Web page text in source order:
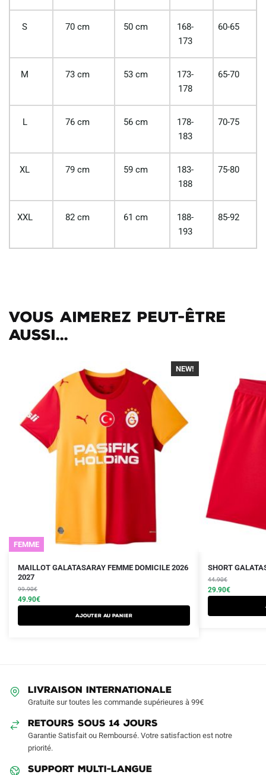
S 70 cm 50 cm
168-
173
60-65
M 73 cm 53 cm
173-
178
65-70
L 76 cm 56 cm
178-
183
70-75
XL 79 cm 59 cm
183-
188
75-80
XXL 82 cm 61 cm
188-
193
85-92
Vous aimerez peut-être
aussi...
-40%
FEMME
NEW!
MAILLOT GALATASARAY FEMME DOMICILE 2026
2027
99.90€
Le
prix
initial
était :
49.90€
Le
prix
actuel
est :
AJOUTER AU PANIER
Ce
produit
a
plusieurs
variations.
choisies
la
page
produit
SHORT
44.90€
Le
prix
initial
était :
29.90€
Le
prix
actuel
est :
Ce
produit
a
page
LIVRAISON INTERNATIONALE
Gratuite sur toutes les commande supérieures à 99€
RETOURS SOUS 14 JOURS
Garantie Satisfait ou Remboursé. Votre satisfaction est notre
priorité.
SUPPORT MULTI-LANGUE